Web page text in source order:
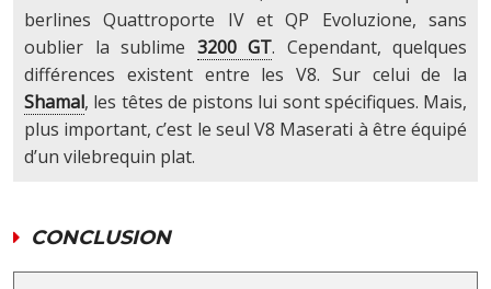
berlines Quattroporte IV et QP Evoluzione, sans
oublier la sublime 3200 GT. Cependant, quelques
différences existent entre les V8. Sur celui de la
Shamal, les têtes de pistons lui sont spécifiques. Mais,
plus important, c’est le seul V8 Maserati à être équipé
d’un vilebrequin plat.
CONCLUSION